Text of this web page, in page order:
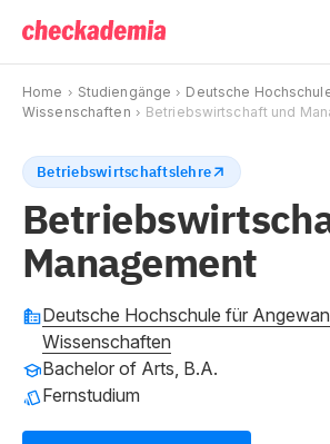
Home Studiengänge
Deutsche
Wissenschaften
Betriebswirtschaft und
Betriebswirtschaftslehre
Management
Deutsche Hochschule für
Wissenschaften
Bachelor of Arts, B.A.
Fernstudium